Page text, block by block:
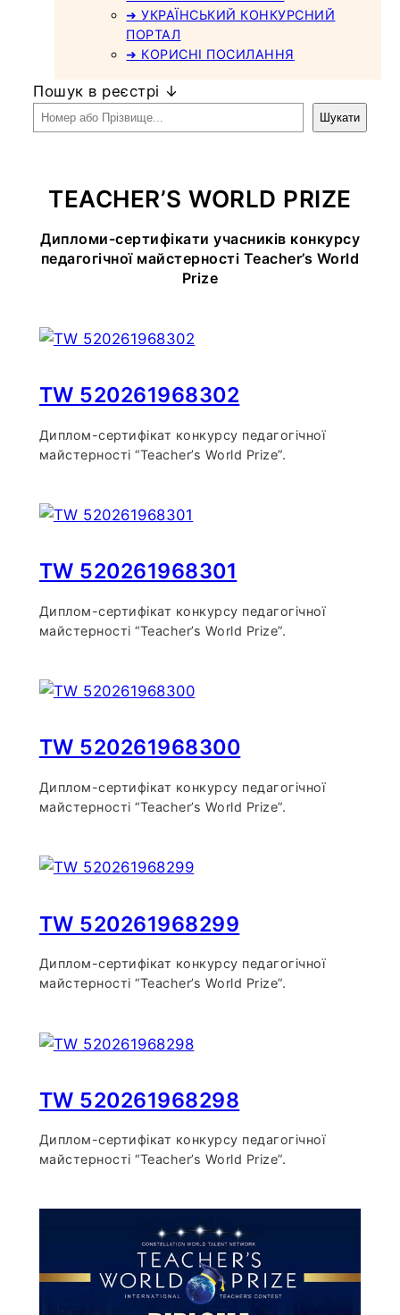
➜ УКРАЇНСЬКИЙ КОНКУРСНИЙ
ПОРТАЛ
➜ КОРИСНІ ПОСИЛАННЯ
Пошук в реєстрі ↓
Шукати
TEACHER’S WORLD PRIZE
Дипломи-сертифікати учасників конкурсу
педагогічної майстерності Teacher’s World
Prize
TW 520261968302
Диплом-сертифікат конкурсу педагогічної
майстерності “Teacher’s World Prize”.
TW 520261968301
Диплом-сертифікат конкурсу педагогічної
майстерності “Teacher’s World Prize”.
TW 520261968300
Диплом-сертифікат конкурсу педагогічної
майстерності “Teacher’s World Prize”.
TW 520261968299
Диплом-сертифікат конкурсу педагогічної
майстерності “Teacher’s World Prize”.
TW 520261968298
Диплом-сертифікат конкурсу педагогічної
майстерності “Teacher’s World Prize”.